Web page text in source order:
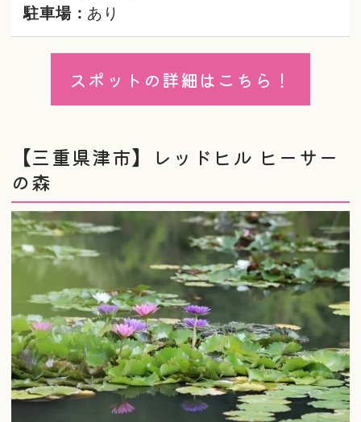
駐車場： あり
スポットの詳細はこちら！
【三重県津市】レッドヒル ヒーサー
の森